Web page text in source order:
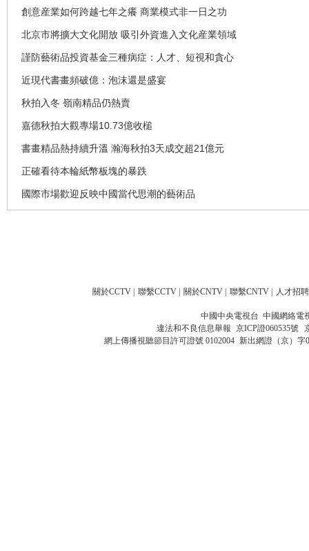
創意産業如何跨越七年之癢 商業模式非一日之功
北京市將擴大文化開放 吸引外資進入文化産業領域
謹防藝術品投資基金三種病症：人才、短視和貪心
近現代書畫頻破億：泡沫還是盛宴
秋拍入冬 嶺南精品仍熱賣
嘉德秋拍大觀專場10.73億收槌
書畫精品熱持續升溫 瀚海秋拍3天成交超21億元
正確看待本輪紙幣板塊的暴跌
國際市場歡迎反映中國當代思潮的藝術品
關於CCTV 聯繫CCTV 關於CNTV 聯繫CNTV 人才招聘
中國中央電視台 中國網絡電
違法和不良信息舉報 京ICP證060535號
網上傳播視聽節目許可證號 0102004 新出網證（京）